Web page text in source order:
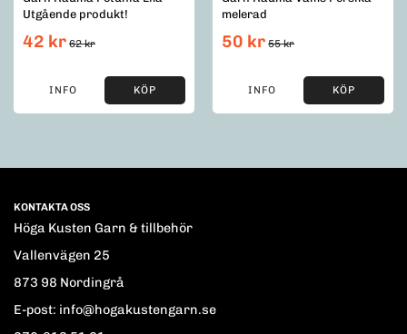
Utgående produkt!
42 kr 62 kr
INFO KÖP
melerad
50 kr 55 kr
INFO KÖP
KONTAKTA OSS
Höga Kusten Garn & tillbehör
Vallenvägen 25
873 98 Nordingrå
E-post: info@hogakustengarn.se